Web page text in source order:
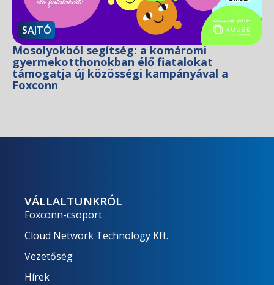
SAJTÓ
Mosolyokból segítség: a komáromi
gyermekotthonokban élő fiatalokat
támogatja új közösségi kampányával a
Foxconn
VÁLLALTUNKRÓL
Foxconn-csoport
Cloud Network Technology Kft.
Vezetőség
Hírek